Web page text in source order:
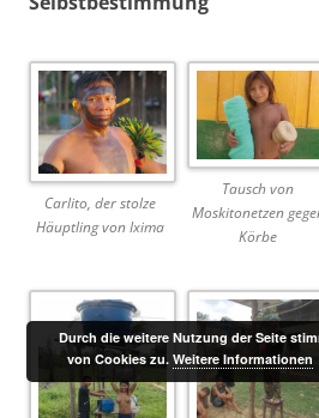
Carlito, der stolze
Häuptling von Ixima
Tausch von
Moskitonetzen
Körbe
Durch die weitere Nutzung der Seite
von Cookies zu.Weitere Informationen